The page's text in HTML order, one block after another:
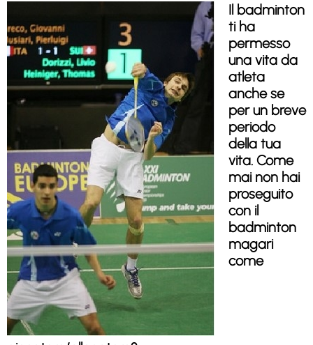
Il badminton
ti ha
permesso
una vita da
atleta
anche se
per un breve
periodo
della tua
vita. Come
mai non hai
proseguito
con il
badminton
magari
come